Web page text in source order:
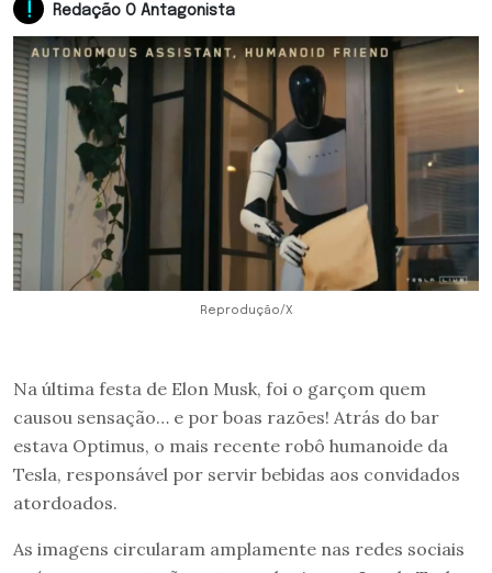
Redação O Antagonista
Reprodução/X
Na última festa de Elon Musk, foi o garçom quem
causou sensação… e por boas razões! Atrás do bar
estava Optimus, o mais recente robô humanoide da
Tesla, responsável por servir bebidas aos convidados
atordoados.
As imagens circularam amplamente nas redes sociais